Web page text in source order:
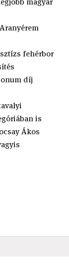
fehérbor
díj
is
Ákos